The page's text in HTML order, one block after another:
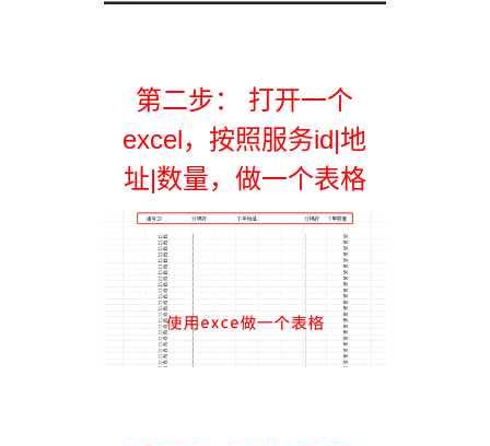
第二步： 打开一个
excel，按照服务id|地
址|数量，做一个表格